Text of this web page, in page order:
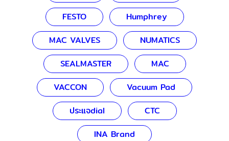
FESTO
Humphrey
MAC VALVES
NUMATICS
SEALMASTER
MAC
VACCON
Vacuum Pad
ประแจdial
CTC
INA Brand